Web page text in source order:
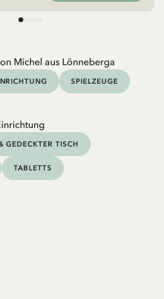
Michel aus Lönneberga
SPIELZEUGE
GEDECKTER TISCH
TABLETTS